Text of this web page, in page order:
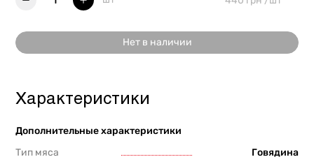
Нет в наличии
Характеристики
Дополнительные характеристики
Тип мяса
Говядина